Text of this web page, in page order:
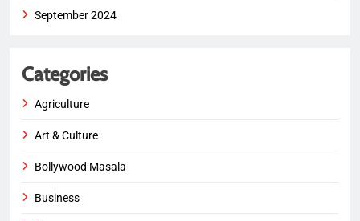
September 2024
Categories
Agriculture
Art & Culture
Bollywood Masala
Business